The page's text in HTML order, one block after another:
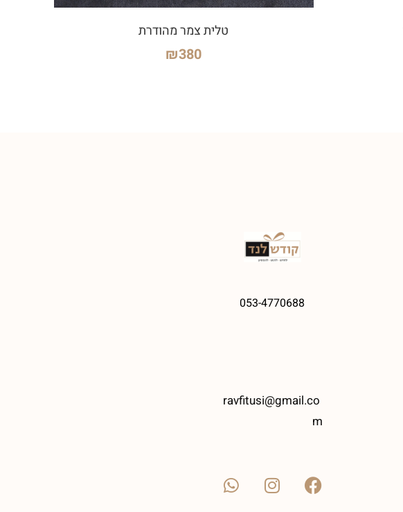
טלית צמר מהודרת
₪380
053-4770688
ravfitusi@gmail.co
m